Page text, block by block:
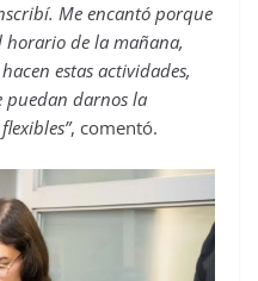
Me encantó porque
horario de la mañana,
estas actividades,
puedan darnos la
, comentó.